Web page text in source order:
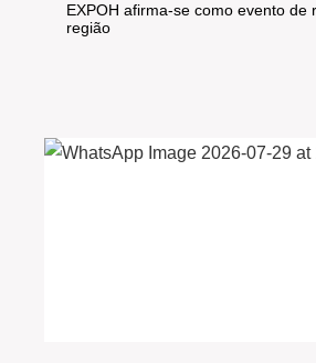
EXPOH afirma-se como evento de
região